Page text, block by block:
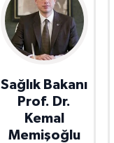
Sağlık Bakanı
Prof. Dr.
Kemal
Memişoğlu